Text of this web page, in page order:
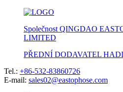
Společnost QINGDAO
LIMITED
PŘEDNÍ DODAVATEL
Tel.: +86-532-83860726
E-mail: sales02@eastophose.com